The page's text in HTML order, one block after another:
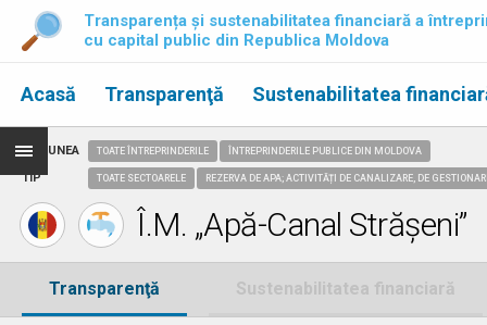
Transparența și sustenabilitatea financiară a
cu capital public din Republica Moldova
Acasă Transparenţă Sustenabilitatea
REGIUNEA
TIP
TOATE ÎNTREPRINDERILE ÎNTREPRINDERILE PUBLICE DIN MOLDOVA
TOATE SECTOARELE REZERVA DE APA; ACTIVITĂȚI DE CANALIZARE, DE
Î.M. „Apă-Canal Strășeni”
Transparenţă Sustenabilitatea financiară